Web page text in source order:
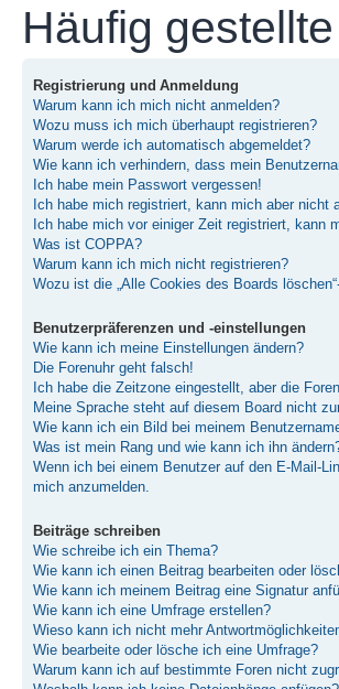
Häufig
Registrierung und Anmeldung
Warum kann ich mich nicht anmelden?
Wozu muss ich mich überhaupt registrieren?
Warum werde ich automatisch abgemeldet?
Wie kann ich verhindern, dass mein
Ich habe mein Passwort vergessen!
Ich habe mich registriert, kann mich aber nicht
Ich habe mich vor einiger Zeit registriert, kann
Was ist COPPA?
Warum kann ich mich nicht registrieren?
Wozu ist die „Alle Cookies des Boards
Benutzerpräferenzen und -einstellungen
Wie kann ich meine Einstellungen ändern?
Die Forenuhr geht falsch!
Ich habe die Zeitzone eingestellt, aber die
Meine Sprache steht auf diesem Board nicht
Wie kann ich ein Bild bei meinem
Was ist mein Rang und wie kann ich ihn
Wenn ich bei einem Benutzer auf den E-Mail-
mich anzumelden.
Beiträge schreiben
Wie schreibe ich ein Thema?
Wie kann ich einen Beitrag bearbeiten oder
Wie kann ich meinem Beitrag eine Signatur
Wie kann ich eine Umfrage erstellen?
Wieso kann ich nicht mehr
Wie bearbeite oder lösche ich eine Umfrage?
Warum kann ich auf bestimmte Foren nicht